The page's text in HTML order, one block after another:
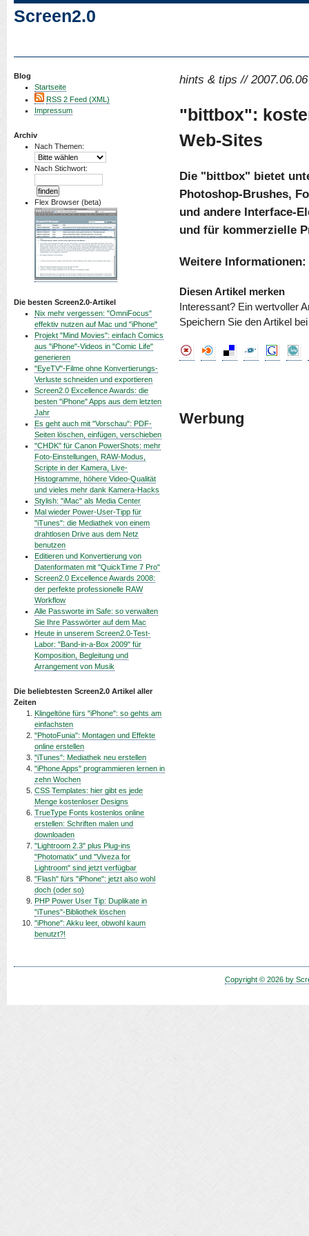
Screen2.0
Blog
Startseite
RSS 2 Feed (XML)
Impressum
Archiv
Nach Themen:
Nach Stichwort:
Flex Browser (beta)
Die besten Screen2.0-Artikel
Nix mehr vergessen: "OmniFocus"
effektiv nutzen auf Mac und "iPhone"
Projekt "Mind Movies": einfach Comics
aus "iPhone"-Videos in "Comic Life"
generieren
"EyeTV"-Filme ohne Konvertierungs-
Verluste schneiden und exportieren
Screen2.0 Excellence Awards: die
besten "iPhone" Apps aus dem letzten
Jahr
Es geht auch mit "Vorschau": PDF-
Seiten löschen, einfügen, verschieben
"CHDK" für Canon PowerShots: mehr
Foto-Einstellungen, RAW-Modus,
Scripte in der Kamera, Live-
Histogramme, höhere Video-Qualität
und vieles mehr dank Kamera-Hacks
Stylish: "iMac" als Media Center
Mal wieder Power-User-Tipp für
"iTunes": die Mediathek von einem
drahtlosen Drive aus dem Netz
benutzen
Editieren und Konvertierung von
Datenformaten mit "QuickTime 7 Pro"
Screen2.0 Excellence Awards 2008:
der perfekte professionelle RAW
Workflow
Alle Passworte im Safe: so verwalten
Sie Ihre Passwörter auf dem Mac
Heute in unserem Screen2.0-Test-
Labor: "Band-in-a-Box 2009" für
Komposition, Begleitung und
Arrangement von Musik
Die beliebtesten Screen2.0 Artikel aller
Zeiten
Klingeltöne fürs "iPhone": so gehts am
einfachsten
"PhotoFunia": Montagen und Effekte
online erstellen
"iTunes": Mediathek neu erstellen
"iPhone Apps" programmieren lernen in
zehn Wochen
CSS Templates: hier gibt es jede
Menge kostenloser Designs
TrueType Fonts kostenlos online
erstellen: Schriften malen und
downloaden
"Lightroom 2.3" plus Plug-ins
"Photomatix" und "Viveza for
Lightroom" sind jetzt verfügbar
"Flash" fürs "iPhone": jetzt also wohl
doch (oder so)
PHP Power User Tip: Duplikate in
"iTunes"-Bibliothek löschen
"iPhone": Akku leer, obwohl kaum
benutzt?!
hints & tips //
"bittbox":
Web-Sites
Die "bittbox" bietet
Photoshop-Brushes,
und andere Interface-
und für kommerzielle
Weitere Informationen:
Diesen Artikel merken
Interessant? Ein wertvoller
Speichern Sie den Artikel
Werbung
Copyright © 2026 by